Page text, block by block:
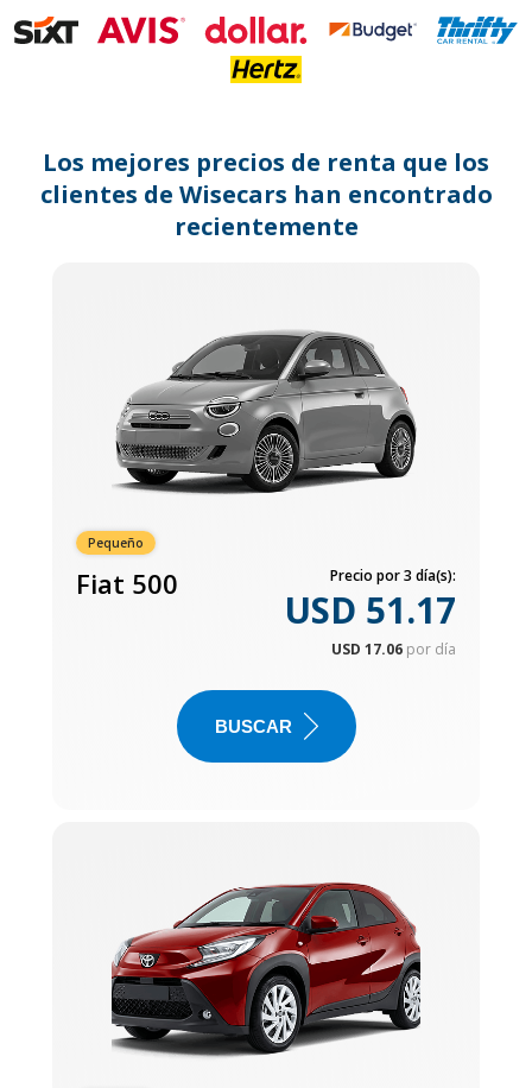
get
the
dates.
Los mejores precios de renta que los
clientes de Wisecars han encontrado
recientemente
Pequeño
Fiat 500 Precio por 3 día(s):
USD 51.17
USD 17.06 por día
BUSCAR